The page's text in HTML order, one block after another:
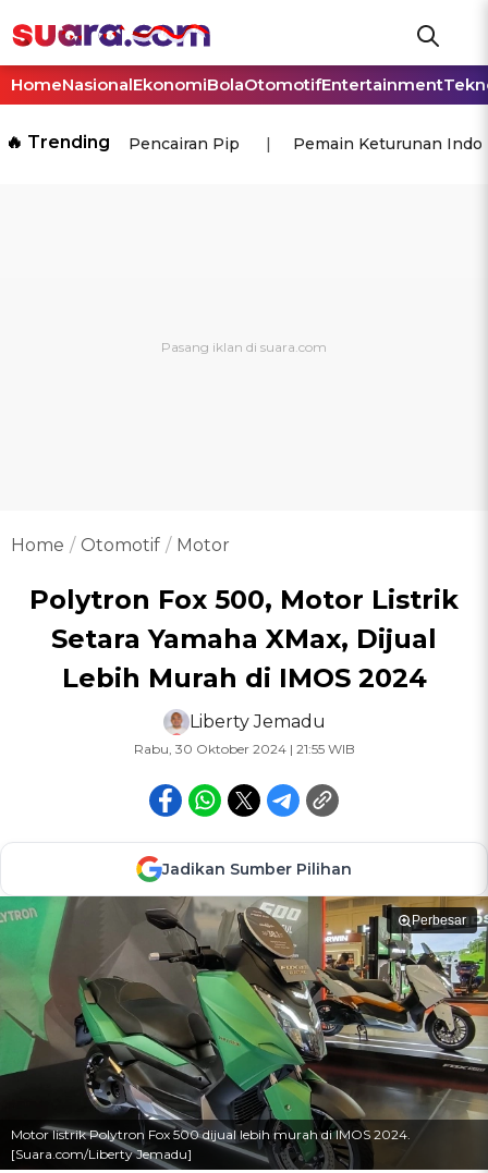
HomeNasionalEkonomiBolaOtomotifEntertainment
🔥 Trending Pencairan Pip Pemain Keturunan
Home Otomotif Motor
Polytron Fox 500, Motor Listrik
Setara Yamaha XMax, Dijual
Lebih Murah di IMOS 2024
Liberty Jemadu
Rabu, 30 Oktober 2024 | 21:55 WIB
Jadikan Sumber Pilihan
Perbesar
Motor listrik Polytron Fox 500 dijual lebih murah di IMOS 2024.
[Suara.com/Liberty Jemadu]